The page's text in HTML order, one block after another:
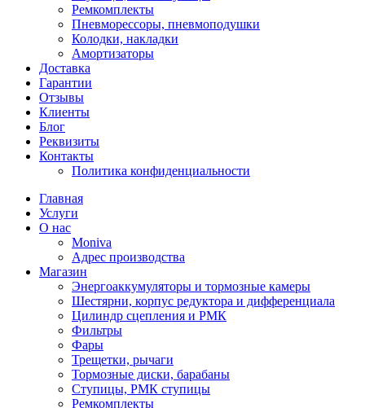
Ремкомплекты
Пневморессоры, пневмоподушки
Колодки, накладки
Амортизаторы
Доставка
Гарантии
Отзывы
Клиенты
Блог
Реквизиты
Контакты
Политика конфиденциальности
Главная
Услуги
О нас
Moniva
Адрес производства
Магазин
Энергоаккумуляторы и тормозные камеры
Шестярни, корпус редуктора и дифференциала
Цилиндр сцепления и РМК
Фильтры
Фары
Трещетки, рычаги
Тормозные диски, барабаны
Ступицы, РМК ступицы
Ремкомплекты